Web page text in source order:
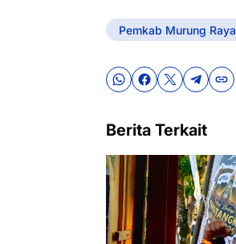
Pemkab Murung Raya
Berita Terkait